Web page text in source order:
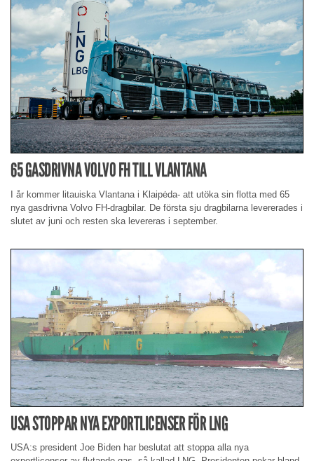
65 GASDRIVNA VOLVO FH TILL VLANTANA
I år kommer litauiska Vlantana i Klaipėda- att utöka sin flotta med 65
nya gasdrivna Volvo FH-dragbilar. De första sju dragbilarna levererades i
slutet av juni och resten ska levereras i september.
USA STOPPAR NYA EXPORTLICENSER FÖR LNG
USA:s president Joe Biden har beslutat att stoppa alla nya